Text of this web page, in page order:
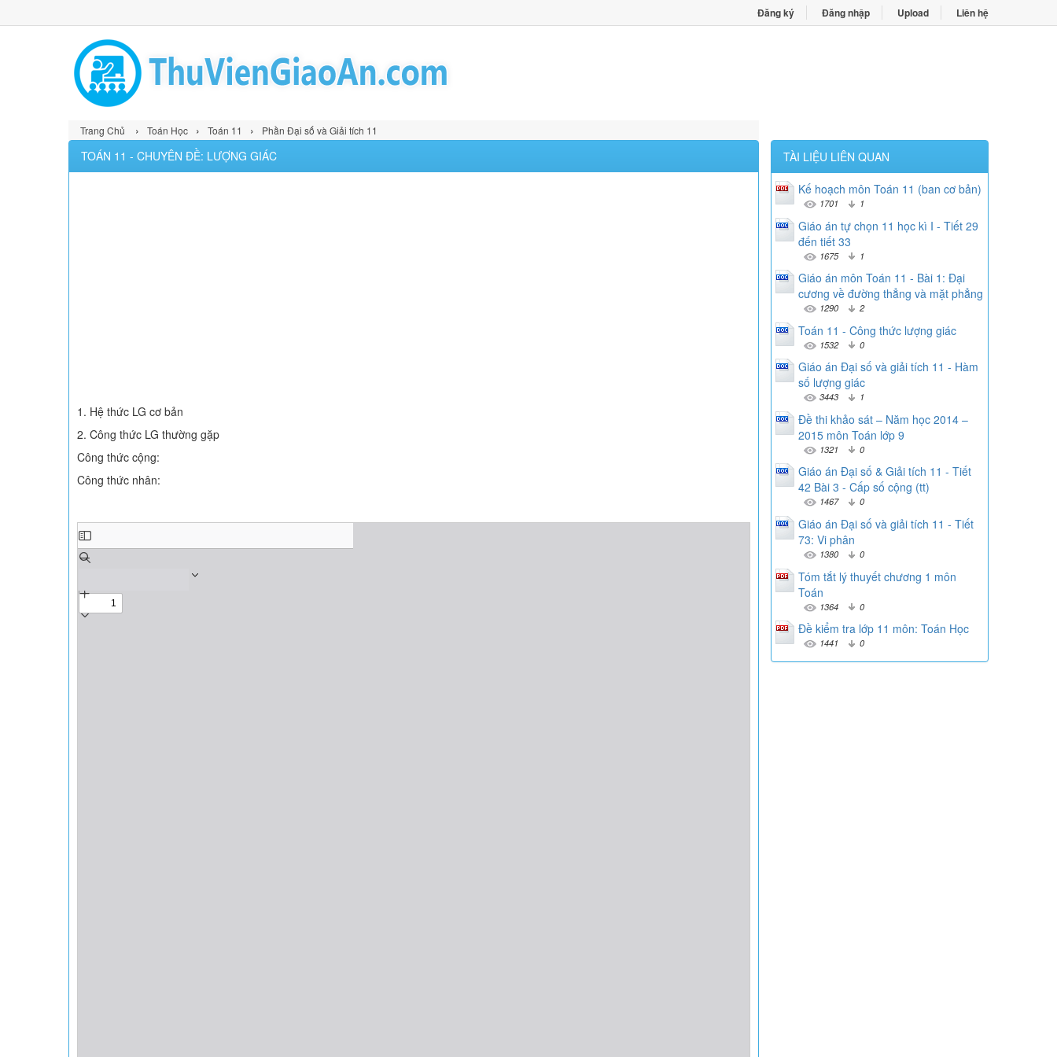
Đăng ký Đăng nhập Upload Liên hệ
Trang Chủ › Toán Học › Toán 11 › Phần Đại số và Giải tích 11
TOÁN 11 - CHUYÊN ĐỀ: LƯỢNG GIÁC
1. Hệ thức LG cơ bản
2. Công thức LG thường gặp
Công thức cộng:
Công thức nhân:
TÀI LIỆU LIÊN QUAN
Kế hoạch môn Toán 11 (ban cơ bản)
1701 1
Giáo án tự chọn 11 học kì I - Tiết 29
đến tiết 33
1675 1
Giáo án môn Toán 11 - Bài 1: Đại
cương về đường thẳng và mặt phẳng
1290 2
Toán 11 - Công thức lượng giác
1532 0
Giáo án Đại số và giải tích 11 - Hàm
số lượng giác
3443 1
Đề thi khảo sát – Năm học 2014 –
2015 môn Toán lớp 9
1321 0
Giáo án Đại số & Giải tích 11 - Tiết
42 Bài 3 - Cấp số cộng (tt)
1467 0
Giáo án Đại số và giải tích 11 - Tiết
73: Vi phân
1380 0
Tóm tắt lý thuyết chương 1 môn
Toán
1364 0
Đề kiểm tra lớp 11 môn: Toán Học
1441 0